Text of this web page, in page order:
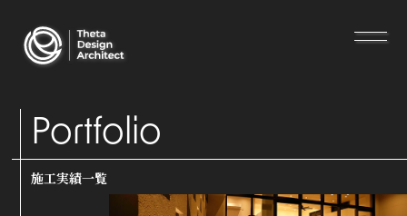
Portfolio
施工実績一覧